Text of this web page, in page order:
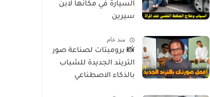
السيارة في مكانها لابن
سيرين
منذ عام
📸 برومبتات لصناعة صور
التريند الجديدة للشباب
بالذكاء الاصطناعي